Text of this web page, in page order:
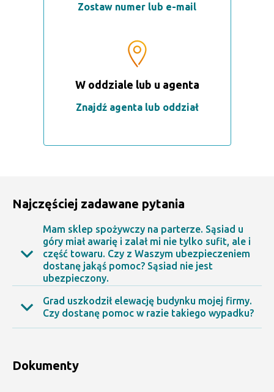
Zostaw numer lub e-mail
W oddziale lub u agenta
Znajdź agenta lub oddział
Najczęściej zadawane pytania
Mam sklep spożywczy na parterze. Sąsiad u
góry miał awarię i zalał mi nie tylko sufit, ale i
część towaru. Czy z Waszym ubezpieczeniem
dostanę jakąś pomoc? Sąsiad nie jest
ubezpieczony.
Tak. Ubezpieczenie Pakiet BIZNES zapewnia
odszkodowanie w takiej sytuacji.
Grad uszkodził elewację budynku mojej firmy.
Czy dostanę pomoc w razie takiego wypadku?
Dokumenty